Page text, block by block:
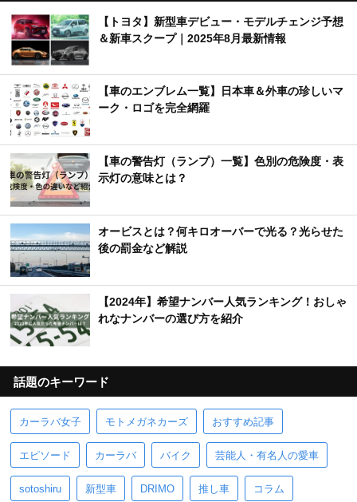
【トヨタ】新型車デビュー・モデルチェンジ予想
＆新車スクープ｜2025年8月最新情報
【車のエンブレム一覧】日本車＆外車の珍しいマ
ーク・ロゴを完全網羅
【車の警告灯（ランプ）一覧】色別の危険度・表
示灯の意味とは？
オービスとは？何キロオーバーで光る？光らせた
後の罰金など解説
【2024年】希望ナンバー人気ランキング！おしゃ
れなナンバーの選び方を紹介
話題のキーワード
カーラバ女子 モトメガネカーズ おすすめ記事
エピソード カーラバ バイク 芸能人・有名人の愛車
sotoshiru 新型車 DRIMO 推し車 コラム